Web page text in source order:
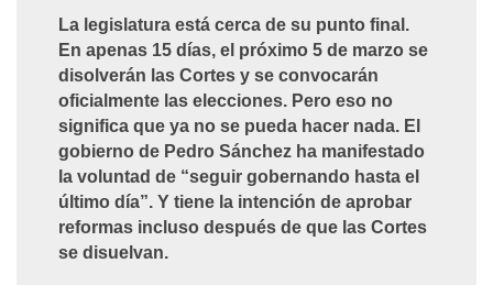
La legislatura está cerca de su punto final.
En apenas 15 días, el próximo 5 de marzo se
disolverán las Cortes y se convocarán
oficialmente las elecciones. Pero eso no
significa que ya no se pueda hacer nada. El
gobierno de Pedro Sánchez ha manifestado
la voluntad de “seguir gobernando hasta el
último día”. Y tiene la intención de aprobar
reformas incluso después de que las Cortes
se disuelvan.